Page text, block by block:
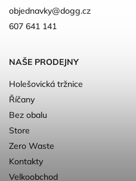
objednavky@dogg.cz
607 641 141
NAŠE PRODEJNY
Holešovická tržnice
Říčany
Bez obalu
Store
Zero Waste
Kontakty
Velkoobchod